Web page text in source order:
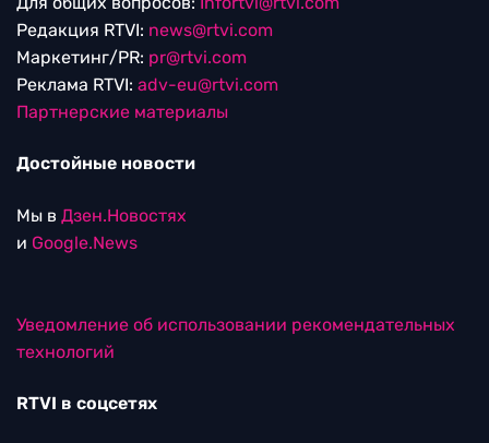
Редакция RTVI: news@rtvi.com
Маркетинг/PR: pr@rtvi.com
Реклама RTVI: adv-eu@rtvi.com
Партнерские материалы
Достойные новости
Мы в Дзен.Новостях
и Google.News
Уведомление об использовании рекомендательных
технологий
RTVI в соцсетях